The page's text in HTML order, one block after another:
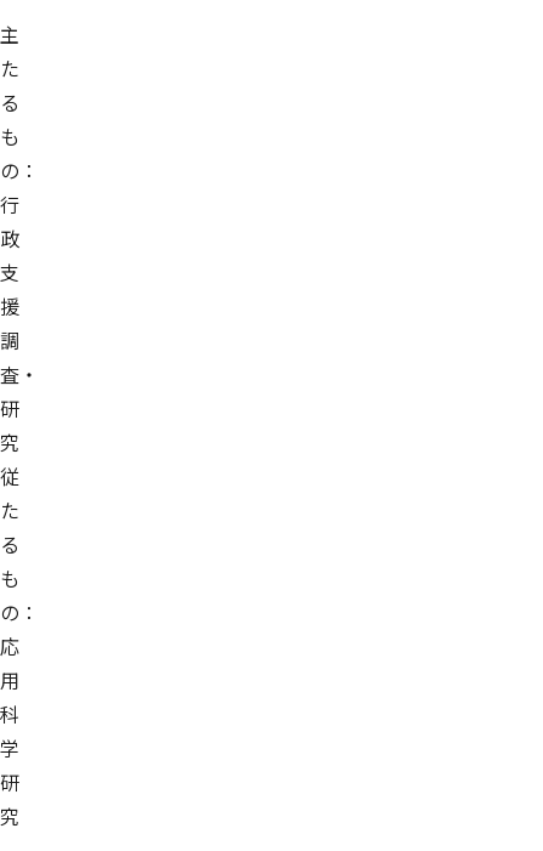
主
た
る
も
の：
行
政
支
援
調
査・
研
究
従
た
る
も
の：
応
用
科
学
研
究